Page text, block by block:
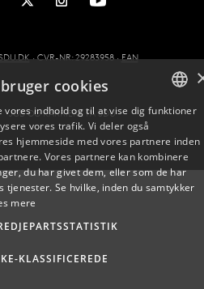
· CVR-NR: 29283958 ·EAN
JOB OG KARRIERE PÅ SDU
ENGLISH
cookies
indhold og til at vise dig funktioner
vores trafik. Vi deler også
hjemmeside med vores partnere inden
Vores partnere kan kombinere
du har givet dem, eller som de har
Se hvilke, inden du samtykker
mere
KLASSIFICEREDE